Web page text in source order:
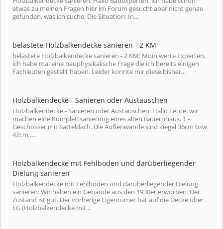
etwas zu meinen Fragen hier im Forum gesucht aber nicht genau
gefunden, was ich suche. Die Situation: In...
belastete Holzbalkendecke sanieren - 2 KM
belastete Holzbalkendecke sanieren - 2 KM: Moin werte Experten,
ich habe mal eine bauphysikalische Frage die ich bereits einigen
Fachleuten gestellt haben. Leider konnte mir diese bisher...
Holzbalkendecke - Sanieren oder Austauschen
Holzbalkendecke - Sanieren oder Austauschen: Hallo Leute, wir
machen eine Komplettsanierung eines alten Bauernhaus. 1 -
Geschosser mit Satteldach. Die Außenwände sind Ziegel 36cm bzw.
42cm ....
Holzbalkendecke mit Fehlboden und darüberliegender
Dielung sanieren
Holzbalkendecke mit Fehlboden und darüberliegender Dielung
sanieren: Wir haben ein Gebäude aus den 1930er erworben. Der
Zustand ist gut. Der vorherige Eigentümer hat auf die Decke über
EG (Holzbalkendecke mit...